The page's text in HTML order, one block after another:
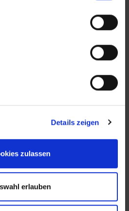
Details zeigen
zulassen
erlauben
41
immobilien.com
immobilien.com